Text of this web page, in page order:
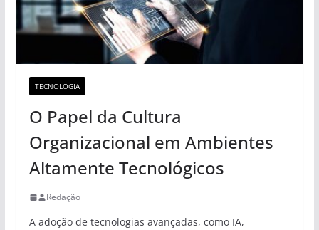
TECNOLOGIA
O Papel da Cultura
Organizacional em Ambientes
Altamente Tecnológicos
Redação
A adoção de tecnologias avançadas, como IA,